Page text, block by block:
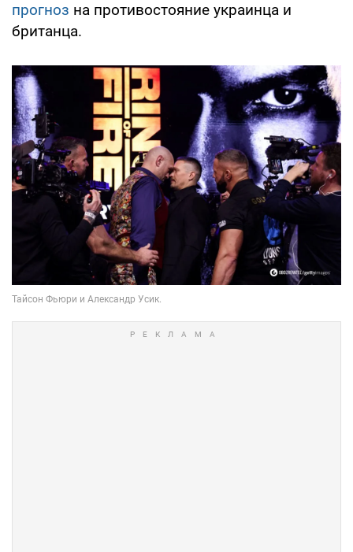
прогноз на противостояние украинца и
британца.